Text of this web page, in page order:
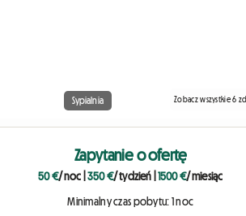
Sypialnia Zobacz wszystkie 6
Zapytanie o ofertę
50 €/ noc |350 €/ tydzień 1500 €/ miesiąc
Minimalny czas pobytu: 1 noc